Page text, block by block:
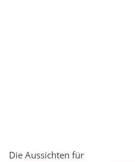
Die Aussichten für